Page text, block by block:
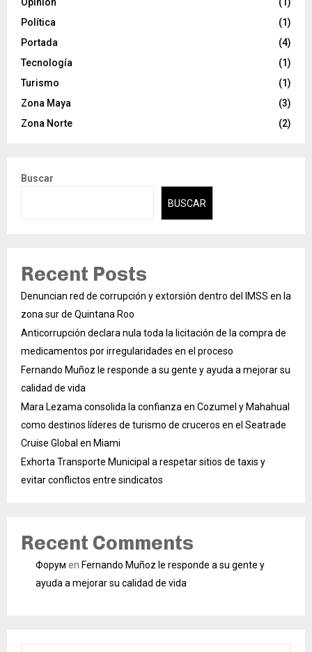
Opinión
(1)
Política
(1)
Portada
(4)
Tecnología
(1)
Turismo
(1)
Zona Maya
(3)
Zona Norte
(2)
Buscar
BUSCAR
Recent Posts
Denuncian red de corrupción y extorsión dentro del IMSS en la
zona sur de Quintana Roo
Anticorrupción declara nula toda la licitación de la compra de
medicamentos por irregularidades en el proceso
Fernando Muñoz le responde a su gente y ayuda a mejorar su
calidad de vida
Mara Lezama consolida la confianza en Cozumel y Mahahual
como destinos líderes de turismo de cruceros en el Seatrade
Cruise Global en Miami
Exhorta Transporte Municipal a respetar sitios de taxis y
evitar conflictos entre sindicatos
Recent Comments
Форум en Fernando Muñoz le responde a su gente y
ayuda a mejorar su calidad de vida